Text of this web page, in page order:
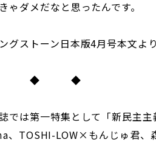
ゃダメだなと思ったんです。
グストーン日本版4月号本文よ
◆ ◆
では第一特集として「新民主
、TOSHI-LOW×もんじゅ君、